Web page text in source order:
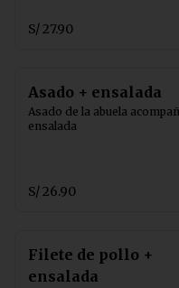
S/ 27.90
Asado + ensalada
Asado de la abuela
ensalada
S/ 26.90
Filete de pollo +
ensalada